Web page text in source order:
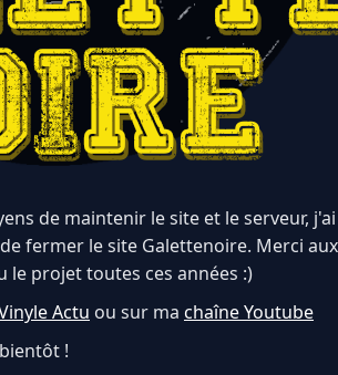
de maintenir le site et le serveur, j'ai
fermer le site Galettenoire. Merci aux
projet toutes ces années :)
Actu ou sur ma chaîne Youtube
!